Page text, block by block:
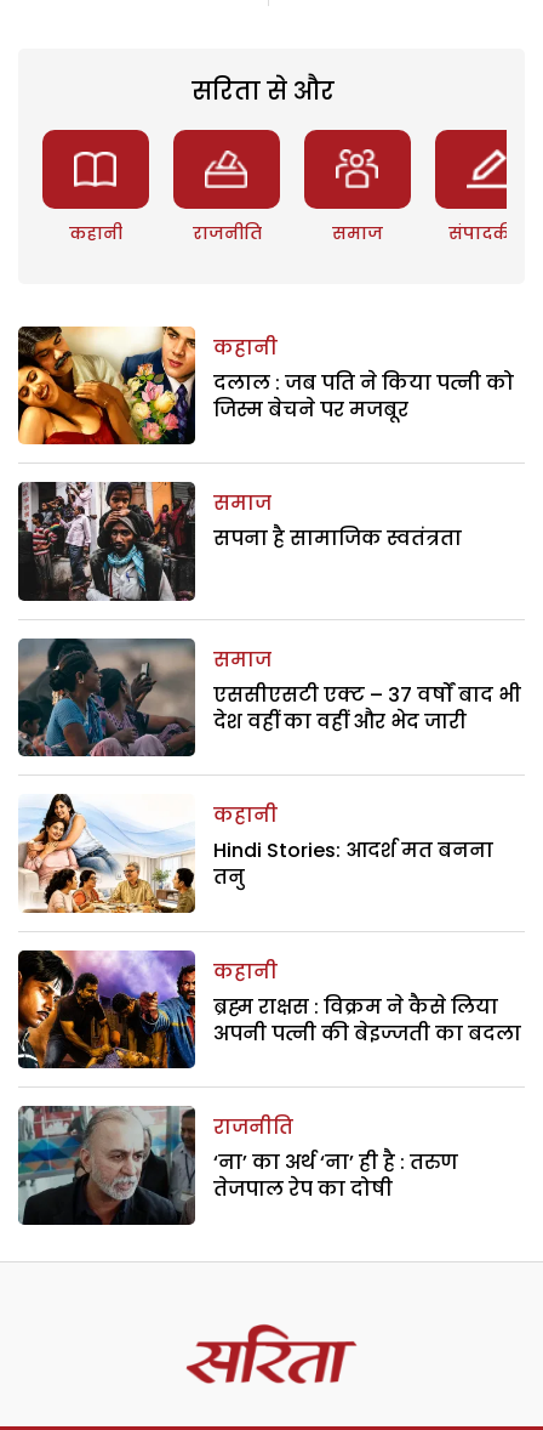
सरिता से और
कहानी राजनीति समाज संपादकीय
कहानी
दलाल : जब पति ने किया पत्नी को
जिस्म बेचने पर मजबूर
समाज
सपना है सामाजिक स्वतंत्रता
समाज
एससीएसटी एक्ट – 37 वर्षों बाद भी
देश वहीं का वहीं और भेद जारी
कहानी
Hindi Stories: आदर्श मत बनना
तनु
कहानी
ब्रह्म राक्षस : विक्रम ने कैसे लिया
अपनी पत्नी की बेइज्जती का बदला
राजनीति
‘ना’ का अर्थ ‘ना’ ही है : तरुण
तेजपाल रेप का दोषी